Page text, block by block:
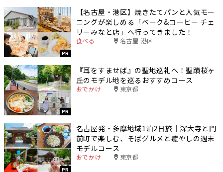
PR
【名古屋・港区】焼きたてパンと人気モー
ニングが楽しめる「ベーク&コーヒー チェ
リーみなと店」へ行ってきました！
食べる 名古屋 港区
PR
『耳をすませば』の聖地巡礼へ！聖蹟桜ヶ
丘のモデル地を巡るおすすめコース
おでかけ 東京都
PR
名古屋発・多摩地域1泊2日旅｜深大寺と門
前町で楽しむ、そばグルメと癒やしの週末
モデルコース
おでかけ 東京都